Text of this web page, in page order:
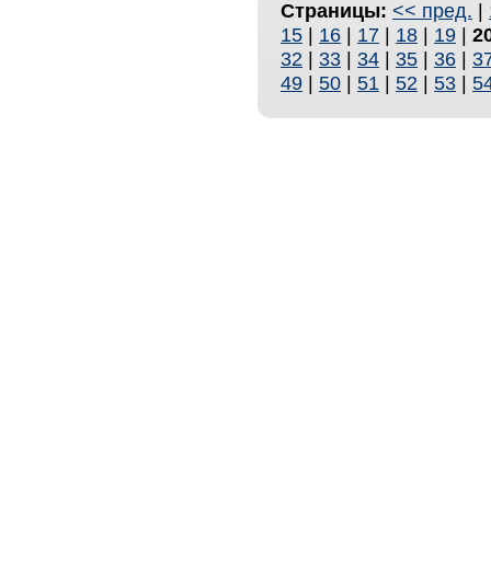
Страницы: << пред. |
15 | 16 | 17 | 18 | 19 |
32 | 33 | 34 | 35 | 36 |
49 | 50 | 51 | 52 | 53 |